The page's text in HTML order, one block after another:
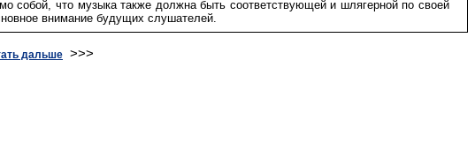
что музыка также должна быть соответствующей и шлягерной по своей
внимание будущих слушателей.
дальше >>>